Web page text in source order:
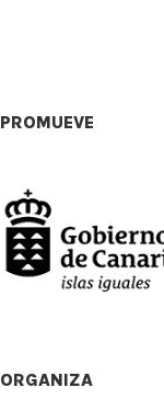
PROMUEVE
ORGANIZA